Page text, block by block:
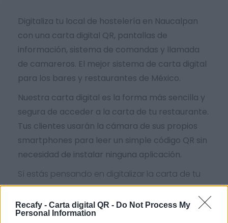
Recafy - Carta digital QR - Do Not Process My
Personal Information
Digitaliza tu local de hostelería en Naucalpan
con una carta digital QR, pantallas de
información, sistema de comandas y llamada
de camareros. El mejor sistema de carta digital
para los bares y restaurantes de México.
Nuestra carta digital es la forma más sencilla y
segura de acceder a la carta de tu restaurante.
Tus clientes usarán la cámara de sus propios
smartphones para leer un simple código QR sin
necesidad de instalar ninguna aplicación.
Sí estás pensando en digitalizar la carta de tu
restaurante y quieres un sistema dinámico, más
allá de un simple pdf, estás en el sitio correcto.
Ofrecemos la solución de digitalización que